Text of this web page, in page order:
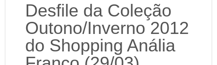
Desfile da Coleção
Outono/Inverno 2012
do Shopping Anália